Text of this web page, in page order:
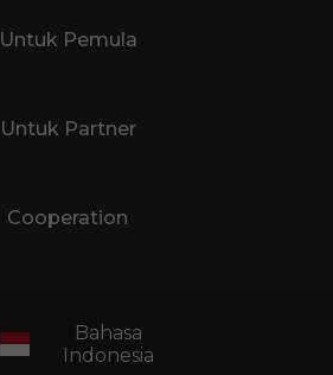
Untuk Pemula
Untuk Partner
Cooperation
Bahasa
Indonesia